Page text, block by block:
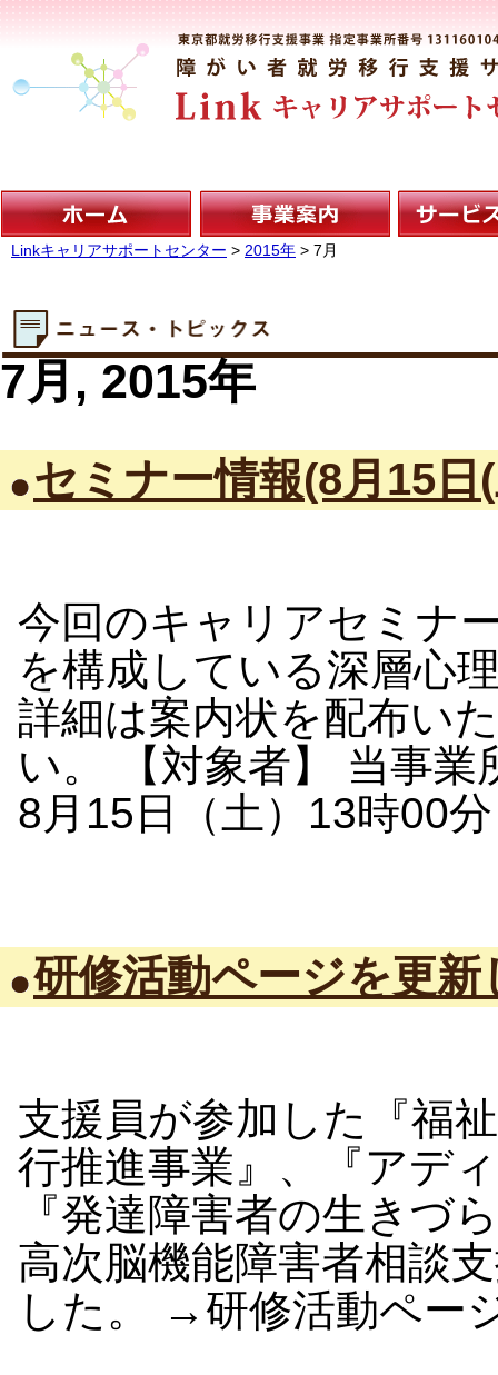
Linkキャリアサポートセンター > 2015年 > 7月
7月, 2015年
セミナー情報(8月15日
今回のキャリアセミナ
を構成している深層心
詳細は案内状を配布い
い。 【対象者】 当事
8月15日（土）13時00
研修活動ページを更新
支援員が参加した『福
行推進事業』、『アデ
『発達障害者の生き
高次脳機能障害者相談
した。 →研修活動ペー